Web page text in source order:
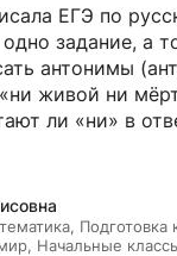
ЕГЭ по
задание, а
антонимы
живой ни
ли «ни» в
Подготовка
Начальные